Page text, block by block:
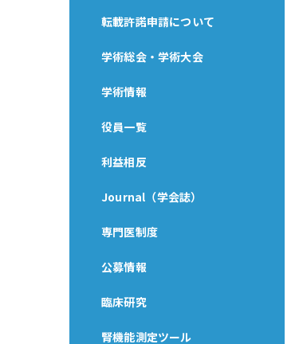
転載許諾申請について
学術総会・学術大会
学術情報
役員一覧
利益相反
Journal（学会誌）
専門医制度
公募情報
臨床研究
腎機能測定ツール